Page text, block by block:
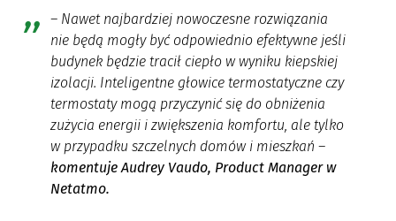
– Nawet najbardziej nowoczesne rozwiązania
nie będą mogły być odpowiednio efektywne jeśli
budynek będzie tracił ciepło w wyniku kiepskiej
izolacji. Inteligentne głowice termostatyczne czy
termostaty mogą przyczynić się do obniżenia
zużycia energii i zwiększenia komfortu, ale tylko
w przypadku szczelnych domów i mieszkań –
komentuje Audrey Vaudo, Product Manager w
Netatmo.